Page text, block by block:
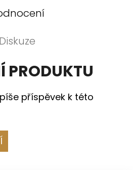
Diskuze
PRODUKTU
příspěvek k této